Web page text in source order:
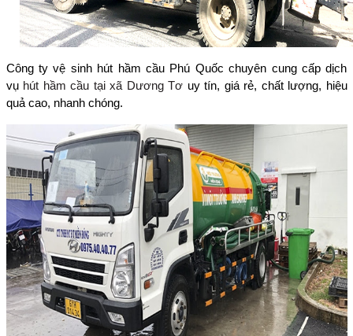
Công ty vệ sinh hút hầm cầu Phú Quốc chuyên cung cấp dịch
vụ hút hầm cầu tại xã Dương Tơ uy tín, giá rẻ, chất lượng, hiệu
quả cao, nhanh chóng.